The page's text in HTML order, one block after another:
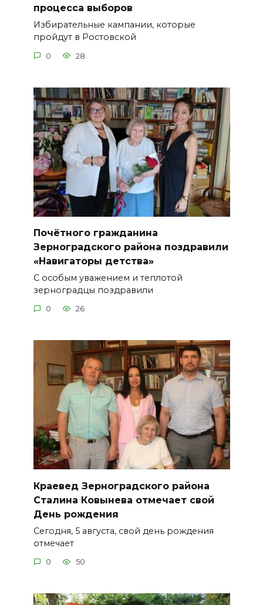
процесса выборов
Избирательные кампании, которые
пройдут в Ростовской
0 28
Почётного гражданина
Зерноградского района поздравили
«Навигаторы детства»
С особым уважением и теплотой
зерноградцы поздравили
0 26
Краевед Зерноградского района
Сталина Ковынева отмечает свой
День рождения
Сегодня, 5 августа, свой день рождения
отмечает
0 50